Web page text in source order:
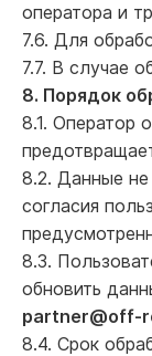
оператора и
7.6. Для
7.7. В случае
8. Порядок
8.1. Оператор
8.2. Данные
согласия
8.3.
обновить
partner@off-
8.4. Срок